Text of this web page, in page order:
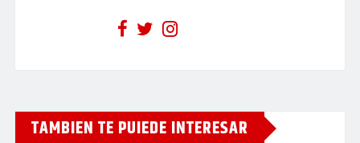
TAMBIEN TE PUIEDE INTERESAR